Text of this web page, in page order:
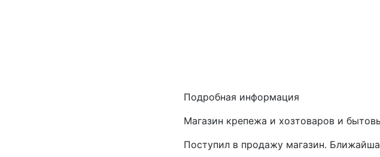
Подробная информация
Магазин крепежа и хозтоваров и
Поступил в продажу магазин.